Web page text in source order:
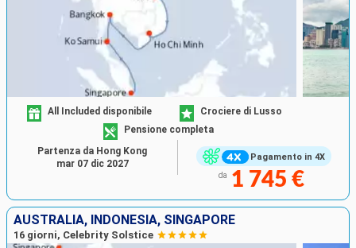
Pagamento in 4X
All Included disponibile
Crociere di Lusso
Pensione completa
da 1 745 €
Partenza da Hong Kong
mar 07 dic 2027
AUSTRALIA, INDONESIA, SINGAPORE
16 giorni, Celebrity Solstice